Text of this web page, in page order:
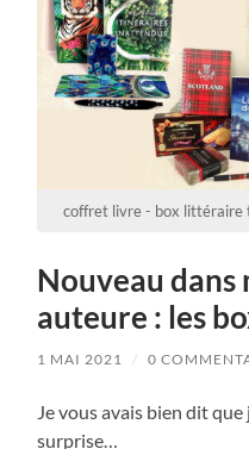
coffret livre - box littéraire
Nouveau dans
auteure : les
1 MAI 2021 / 0
Je vous avais bien dit
surprise…